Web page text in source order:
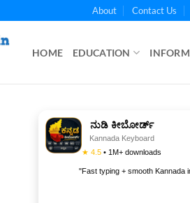
About Contact Us
HOME EDUCATION
ನುಡಿ ಕೀಬೋರ್ಡ್
Kannada Keyboard
★ 4.5 • 1M+ downloads
"Fast typing + smooth Kannada